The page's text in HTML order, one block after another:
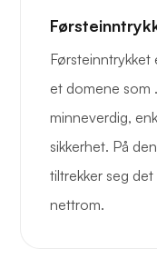
Førsteinntrykket
et domene
minneverdig,
sikkerhet. På
tiltrekker seg
nettrom.